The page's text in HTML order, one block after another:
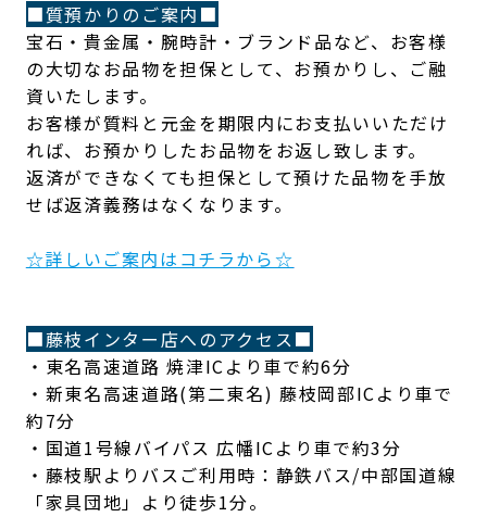
■質預かりのご案内■
宝石・貴金属・腕時計・ブランド品など、お客様
の大切なお品物を担保として、お預かりし、ご融
資いたします。
お客様が質料と元金を期限内にお支払いいただけ
れば、お預かりしたお品物をお返し致します。
返済ができなくても担保として預けた品物を手放
せば返済義務はなくなります。
☆詳しいご案内はコチラから☆
■藤枝インター店へのアクセス■
・東名高速道路 焼津ICより車で約6分
・新東名高速道路(第二東名) 藤枝岡部ICより車で
約7分
・国道1号線バイパス 広幡ICより車で約3分
・藤枝駅よりバスご利用時：静鉄バス/中部国道線
「家具団地」より徒歩1分。